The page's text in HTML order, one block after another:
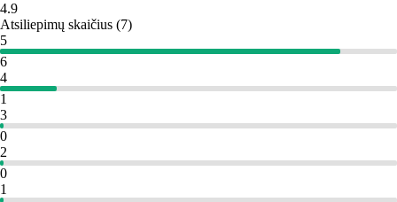
4.9
Atsiliepimų skaičius (7)
5
6
4
1
3
0
2
0
1